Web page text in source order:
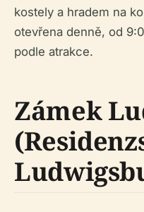
kostely a hradem na
otevřena denně, od
podle atrakce.
Zámek